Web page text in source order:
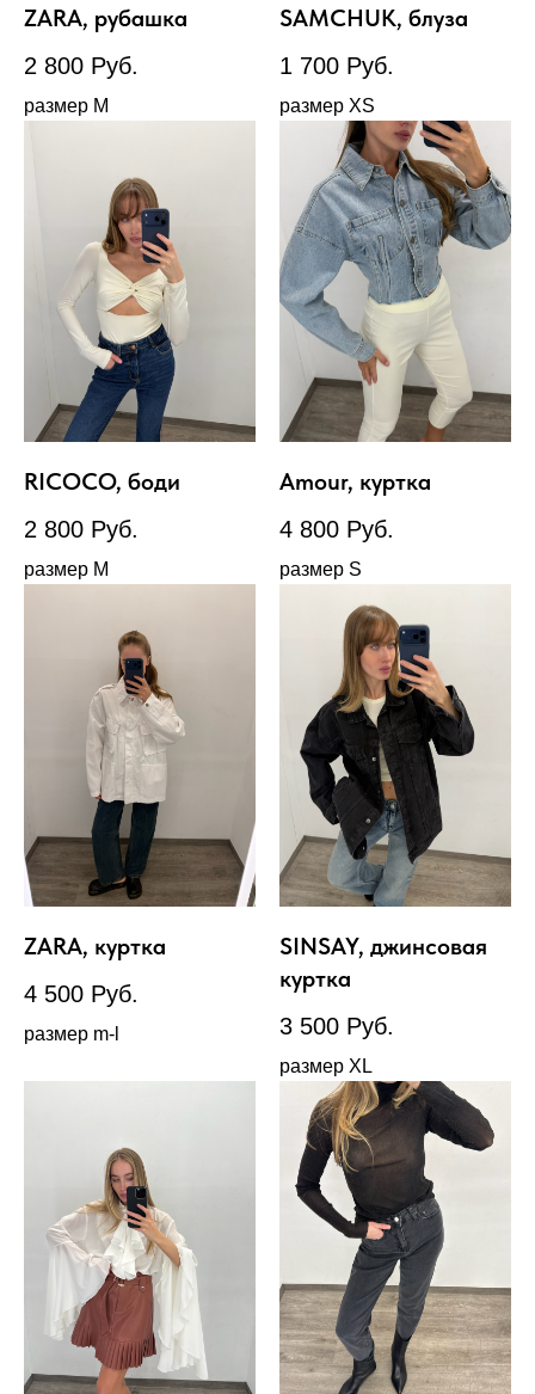
ZARA, рубашка
2 800 Руб.
размер М
SAMCHUK, блуза
1 700 Руб.
размер XS
RICOCO, боди
2 800 Руб.
размер М
Amour, куртка
4 800 Руб.
размер S
ZARA, куртка
4 500 Руб.
размер m-l
SINSAY, джинсовая
куртка
3 500 Руб.
размер XL